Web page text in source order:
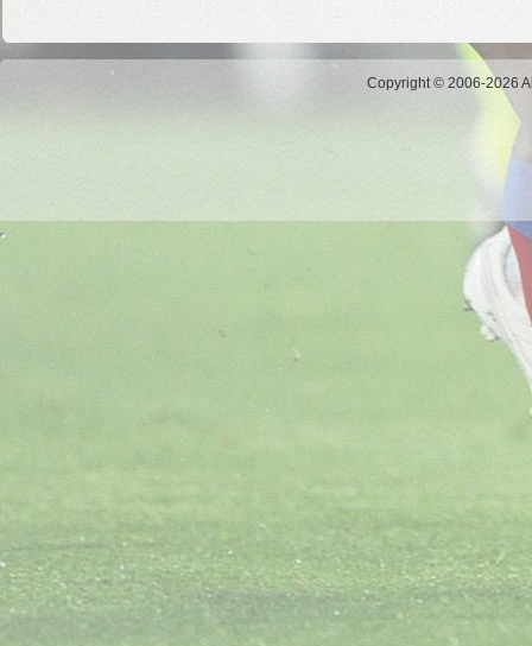
Copyright © 2006-2026